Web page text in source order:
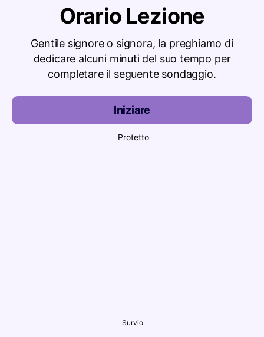
Orario Lezione
Gentile signore o signora, la preghiamo di
dedicare alcuni minuti del suo tempo per
completare il seguente sondaggio.
Iniziare
Protetto
Survio